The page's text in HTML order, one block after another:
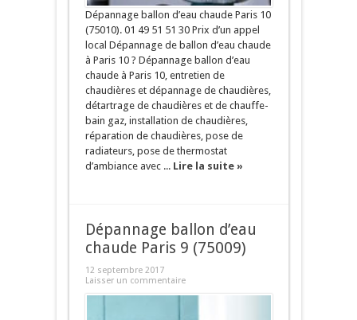
Dépannage ballon d’eau chaude Paris 10
(75010). 01 49 51 51 30 Prix d’un appel
local Dépannage de ballon d’eau chaude
à Paris 10 ? Dépannage ballon d’eau
chaude à Paris 10, entretien de
chaudières et dépannage de chaudières,
détartrage de chaudières et de chauffe-
bain gaz, installation de chaudières,
réparation de chaudières, pose de
radiateurs, pose de thermostat
d’ambiance avec ... Lire la suite »
Dépannage ballon d’eau
chaude Paris 9 (75009)
12 septembre 2017
Laisser un commentaire